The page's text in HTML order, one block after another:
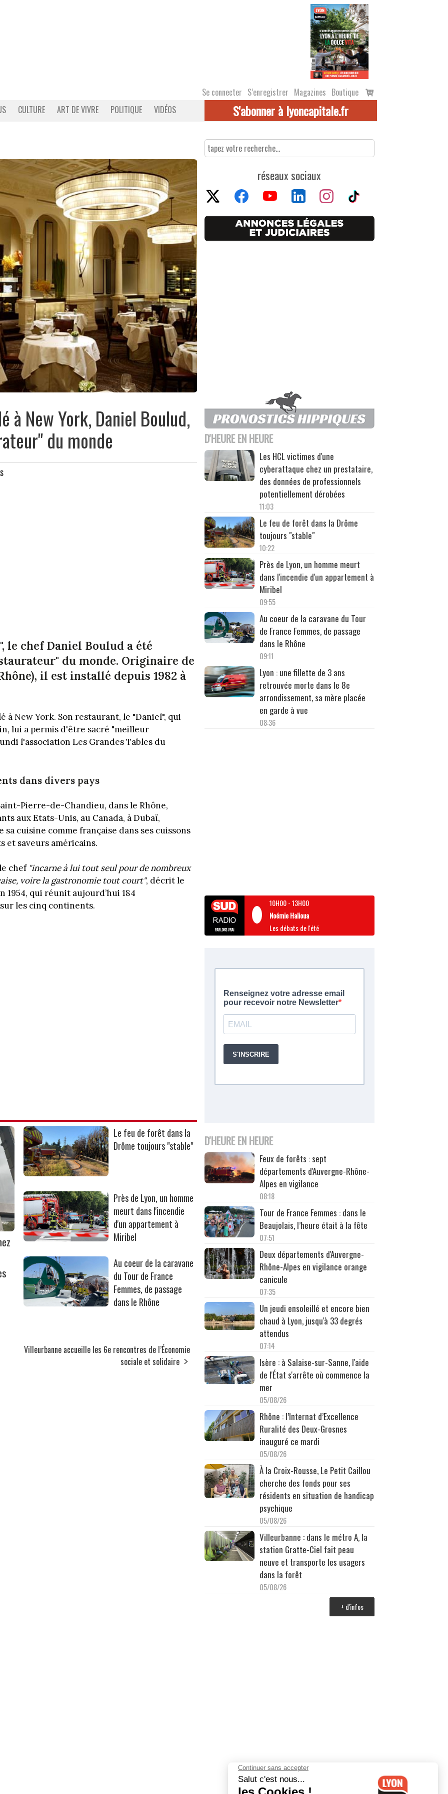
Se connecter S’enregistrer Magazines Boutique
Voir
le
CULTURE ART DE VIVRE POLITIQUE VIDÉOS S'abonner à lyoncapitale.fr
à New York, Daniel Boulud,
du monde
le chef Daniel Boulud a été
du monde. Originaire de
il est installé depuis 1982 à
à New York. Son restaurant, le "Daniel", qui
lui a permis d'être sacré "meilleur
l'association Les Grandes Tables du
dans divers pays
Pierre-de-Chandieu, dans le Rhône,
aux Etats-Unis, au Canada, à Dubaï,
sa cuisine comme française dans ses cuissons
et saveurs américains.
chef "incarne à lui tout seul pour de nombreux
voire la gastronomie tout court", décrit le
1954, qui réunit aujourd’hui 184
les cinq continents.
Le feu de forêt dans la
Drôme toujours "stable"
Près de Lyon, un homme
meurt dans l'incendie
d'un appartement à
Miribel
Au coeur de la caravane
du Tour de France
Femmes, de passage
dans le Rhône
Villeurbanne accueille les 6e rencontres de l’Économie
sociale et solidaire
réseaux sociaux
D'HEURE EN HEURE
Les HCL victimes d'une
cyberattaque chez un prestataire,
des données de professionnels
potentiellement dérobées
11:03
Le feu de forêt dans la Drôme
toujours "stable"
10:22
Près de Lyon, un homme meurt
dans l'incendie d'un appartement à
Miribel
09:55
Au coeur de la caravane du Tour
de France Femmes, de passage
dans le Rhône
09:11
Lyon : une fillette de 3 ans
retrouvée morte dans le 8e
arrondissement, sa mère placée
en garde à vue
08:36
10H00-13H00
Noémie Halioua
Les débats de l'été
D'HEURE EN HEURE
Feux de forêts : sept
départements d'Auvergne-Rhône-
Alpes en vigilance
08:18
Tour de France Femmes : dans le
Beaujolais, l’heure était à la fête
07:51
Deux départements d'Auvergne-
Rhône-Alpes en vigilance orange
canicule
07:35
Un jeudi ensoleillé et encore bien
chaud à Lyon, jusqu'à 33 degrés
attendus
07:14
Isère : à Salaise-sur-Sanne, l'aide
de l'État s'arrête où commence la
mer
05/08/26
Rhône : l’Internat d’Excellence
Ruralité des Deux-Grosnes
inauguré ce mardi
05/08/26
À la Croix-Rousse, Le Petit Caillou
cherche des fonds pour ses
résidents en situation de handicap
psychique
05/08/26
Villeurbanne : dans le métro A, la
station Gratte-Ciel fait peau
neuve et transporte les usagers
dans la forêt
05/08/26
+ d'infos